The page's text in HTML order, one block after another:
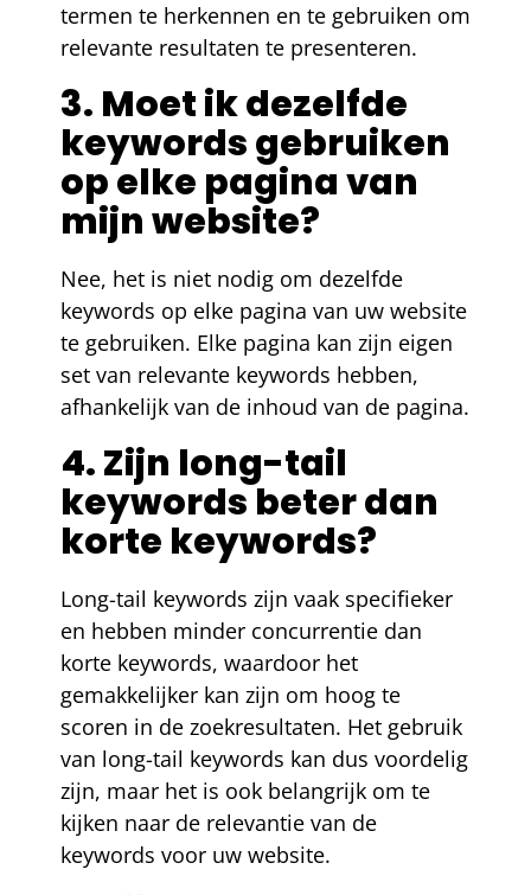
termen te herkennen en te gebruiken om
relevante resultaten te presenteren.
3. Moet ik dezelfde
keywords gebruiken
op elke pagina van
mijn website?
Nee, het is niet nodig om dezelfde
keywords op elke pagina van uw website
te gebruiken. Elke pagina kan zijn eigen
set van relevante keywords hebben,
afhankelijk van de inhoud van de pagina.
4. Zijn long-tail
keywords beter dan
korte keywords?
Long-tail keywords zijn vaak specifieker
en hebben minder concurrentie dan
korte keywords, waardoor het
gemakkelijker kan zijn om hoog te
scoren in de zoekresultaten. Het gebruik
van long-tail keywords kan dus voordelig
zijn, maar het is ook belangrijk om te
kijken naar de relevantie van de
keywords voor uw website.